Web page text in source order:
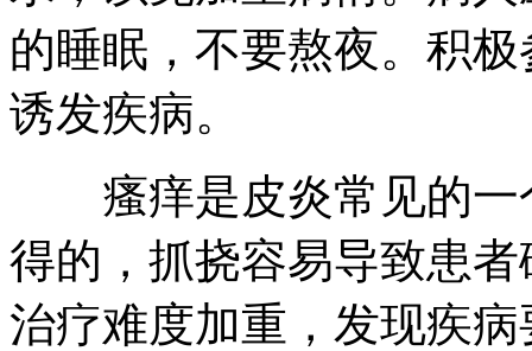
的睡眠，不要熬夜。积
诱发疾病。
瘙痒是皮炎常见的一
得的，抓挠容易导致患
治疗难度加重，发现疾